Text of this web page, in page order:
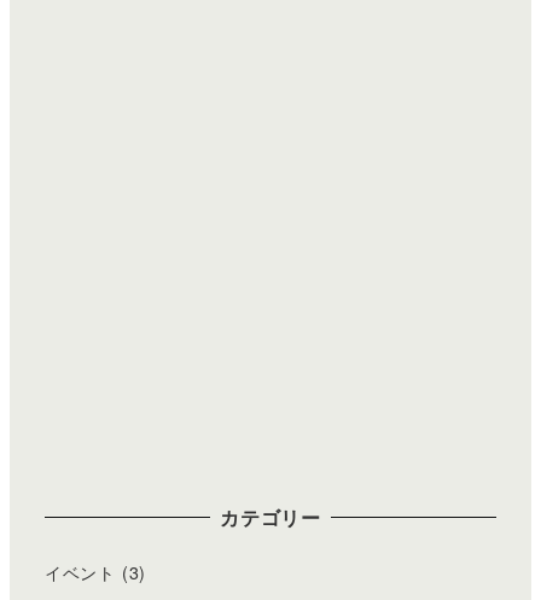
カテゴリー
イベント (3)